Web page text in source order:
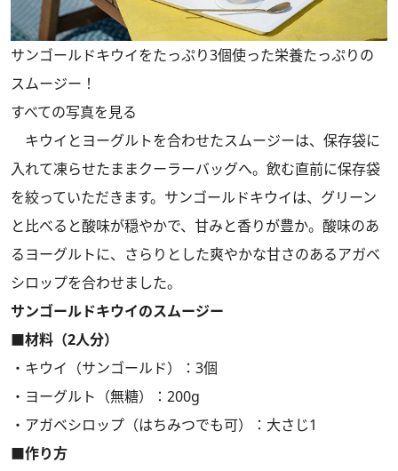
サンゴールドキウイをたっぷり3個使った栄養たっぷりの
スムージー！
すべての写真を見る
キウイとヨーグルトを合わせたスムージーは、保存袋に
入れて凍らせたままクーラーバッグへ。飲む直前に保存袋
を絞っていただきます。サンゴールドキウイは、グリーン
と比べると酸味が穏やかで、甘みと香りが豊か。酸味のあ
るヨーグルトに、さらりとした爽やかな甘さのあるアガベ
シロップを合わせました。
サンゴールドキウイのスムージー
■材料（2人分）
・キウイ（サンゴールド）：3個
・ヨーグルト（無糖）：200g
・アガベシロップ（はちみつでも可）：大さじ1
■作り方